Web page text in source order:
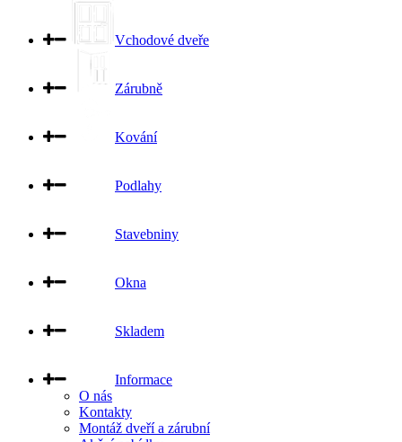
Vchodové dveře
Zárubně
Kování
Podlahy
Stavebniny
Okna
Skladem
Informace
O nás
Kontakty
Montáž dveří a zárubní